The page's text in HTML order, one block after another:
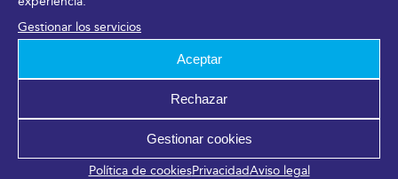
Gestionar los servicios
Aceptar
Rechazar
Gestionar cookies
Política de cookiesPrivacidadAviso legal
promocional Sabor a Málaga de la Diputación de
Málaga, y Turismo y Planificación Costa del Sol.
Como promotores sectoriales participan la
Asociación de Empresarios Hoteleros de la Costa del
Sol (Aehcos), la Asociación de Hosteleros de Málaga
(Mahos) y la Asociación de Empresarios de Playas de
la Provincia de Málaga – Costa del Sol (Aeplayas). En